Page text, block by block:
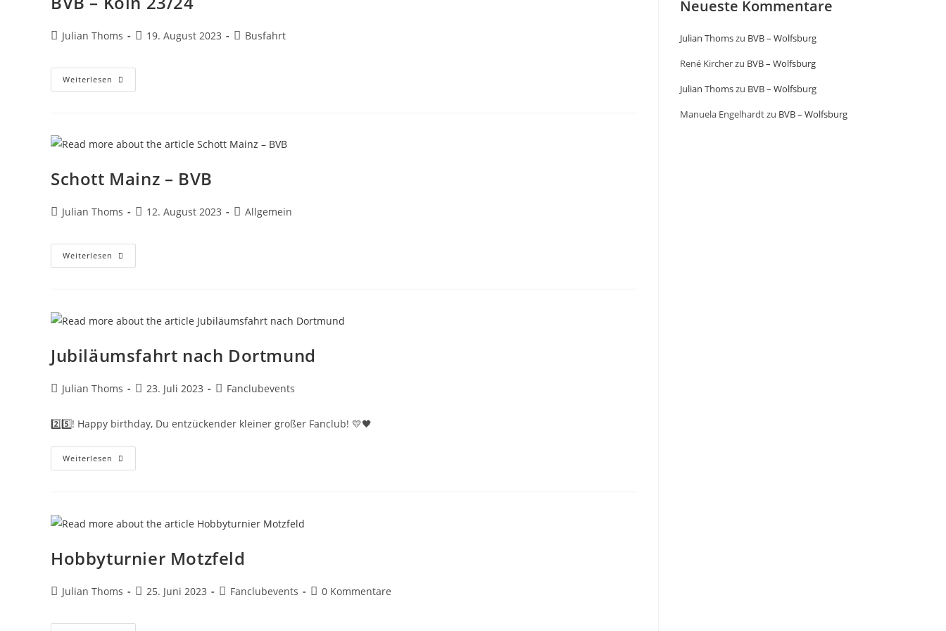
Julian Thoms 19. August 2023 Busfahrt
Weiterlesen
Schott Mainz – BVB
Julian Thoms 12. August 2023 Allgemein
Weiterlesen
Jubiläumsfahrt nach Dortmund
Julian Thoms 23. Juli 2023 Fanclubevents
2️⃣5️⃣! Happy birthday, Du entzückender kleiner großer Fanclub! 💛🖤
Weiterlesen
Hobbyturnier Motzfeld
Julian Thoms 25. Juni 2023 Fanclubevents 0 Kommentare
Neueste Kommentare
Julian Thomszu BVB – Wolfsburg
René Kircherzu BVB – Wolfsburg
Julian Thomszu BVB – Wolfsburg
Manuela Engelhardtzu BVB – Wolfsburg